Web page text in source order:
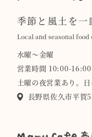
季節と風土を一
Local and seasonal food
水曜〜金曜
営業時間 10:00-16:00
土曜の夜営業あり。
長野県佐久市平賀